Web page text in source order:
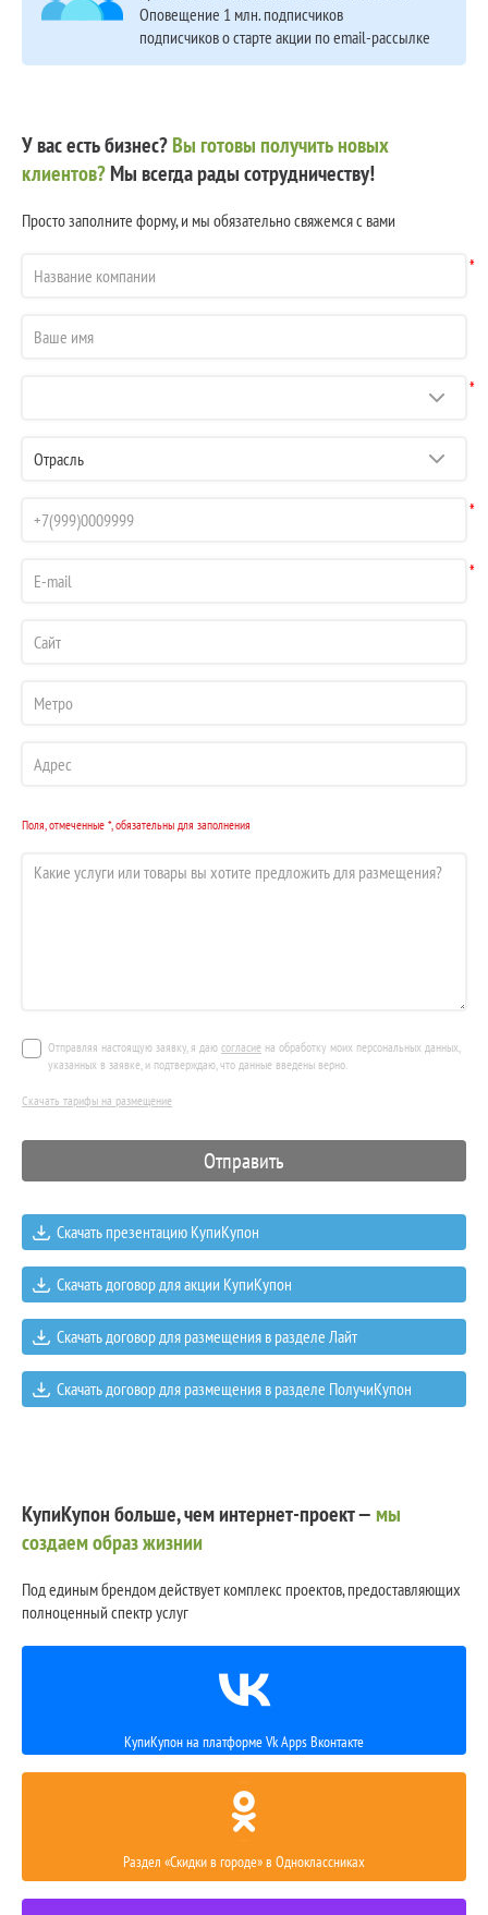
Оповещение 1 млн. подписчиков
подписчиков о старте акции по email-рассылке
У вас есть бизнес?Вы готовы получить новых
клиентов?Мы всегда рады сотрудничеству!
Просто заполните форму, и мы обязательно свяжемся с вами
*
*
*
*
Поля, отмеченные *, обязательны для заполнения
Отправляя настоящую заявку, я даю согласие на обработку моих персональных данных,
указанных в заявке, и подтверждаю, что данные введены верно.
Скачать тарифы на размещение
Скачать презентацию КупиКупон
Скачать договор для акции КупиКупон
Скачать договор для размещения в разделе Лайт
Скачать договор для размещения в разделе ПолучиКупон
КупиКупон больше, чем интернет-проект —мы
создаем образ жизнии
Под единым брендом действует комплекс проектов, предоставляющих
полноценный спектр услуг
КупиКупон на платформе Vk Apps Вконтакте
Раздел «Скидки в городе» в Одноклассниках